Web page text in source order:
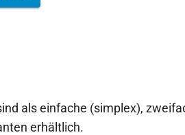
als einfache (simplex),
erhältlich.